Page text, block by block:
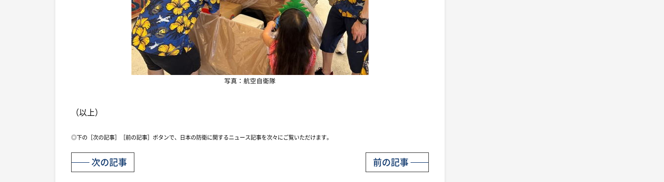
写真：航空自衛隊
（以上）
◎下の［次の記事］［前の記事］ボタンで、日本の防衛に関するニュース記事を次々にご覧いただけます。
前の記事
次の記事